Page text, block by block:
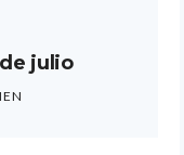
julio